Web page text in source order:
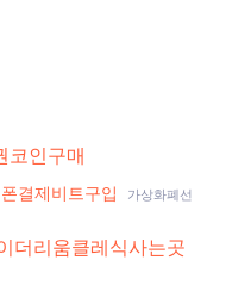
코인구매
결제비트구입
가상화폐선
더리움클레식사는곳